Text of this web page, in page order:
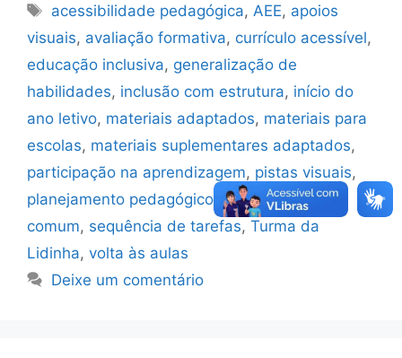
acessibilidade pedagógica, AEE, apoios
visuais, avaliação formativa, currículo acessível,
educação inclusiva, generalização de
habilidades, inclusão com estrutura, início do
ano letivo, materiais adaptados, materiais para
escolas, materiais suplementares adaptados,
participação na aprendizagem, pistas visuais,
planejamento pedagógico rotina visual,sala
comum, sequência de tarefas, Turma da
Lidinha, volta às aulas
Deixe um comentário